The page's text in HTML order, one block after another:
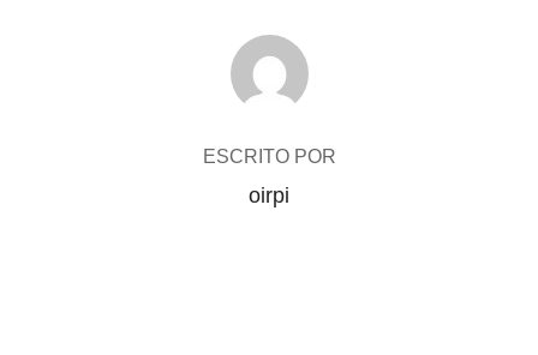
AUTOR DE LA PUBLICACIÓN
ESCRITO POR
oirpi